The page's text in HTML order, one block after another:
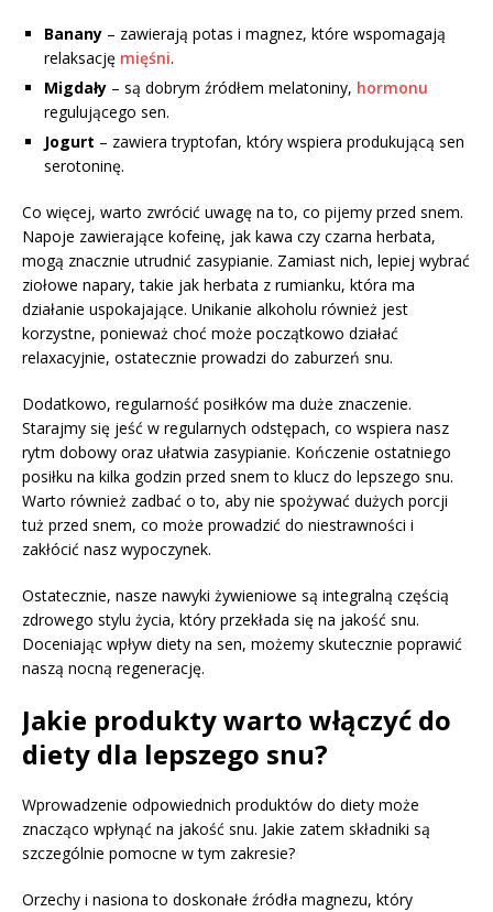
Banany – zawierają potas i magnez, które wspomagają
relaksację mięśni.
Migdały – są dobrym źródłem melatoniny, hormonu
regulującego sen.
Jogurt – zawiera tryptofan, który wspiera produkującą sen
serotoninę.
Co więcej, warto zwrócić uwagę na to, co pijemy przed snem.
Napoje zawierające kofeinę, jak kawa czy czarna herbata,
mogą znacznie utrudnić zasypianie. Zamiast nich, lepiej wybrać
ziołowe napary, takie jak herbata z rumianku, która ma
działanie uspokajające. Unikanie alkoholu również jest
korzystne, ponieważ choć może początkowo działać
relaxacyjnie, ostatecznie prowadzi do zaburzeń snu.
Dodatkowo, regularność posiłków ma duże znaczenie.
Starajmy się jeść w regularnych odstępach, co wspiera nasz
rytm dobowy oraz ułatwia zasypianie. Kończenie ostatniego
posiłku na kilka godzin przed snem to klucz do lepszego snu.
Warto również zadbać o to, aby nie spożywać dużych porcji
tuż przed snem, co może prowadzić do niestrawności i
zakłócić nasz wypoczynek.
Ostatecznie, nasze nawyki żywieniowe są integralną częścią
zdrowego stylu życia, który przekłada się na jakość snu.
Doceniając wpływ diety na sen, możemy skutecznie poprawić
naszą nocną regenerację.
Jakie produkty warto włączyć do
diety dla lepszego snu?
Wprowadzenie odpowiednich produktów do diety może
znacząco wpłynąć na jakość snu. Jakie zatem składniki są
szczególnie pomocne w tym zakresie?
Orzechy i nasiona to doskonałe źródła magnezu, który